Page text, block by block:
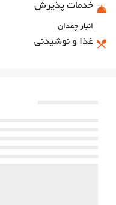
خدمات پذیرش
انبار چمدان
غذا و نوشیدنی